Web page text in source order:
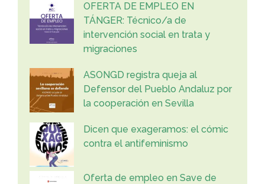
OFERTA DE EMPLEO EN
TÁNGER: Técnico/a de
intervención social en trata y
migraciones
ASONGD registra queja al
Defensor del Pueblo Andaluz por
la cooperación en Sevilla
Dicen que exageramos: el cómic
contra el antifeminismo
Oferta de empleo en Save de